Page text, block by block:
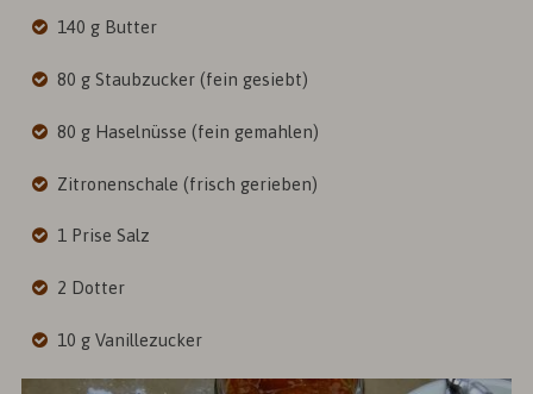
140 g Butter
80 g Staubzucker (fein gesiebt)
80 g Haselnüsse (fein gemahlen)
Zitronenschale (frisch gerieben)
1 Prise Salz
2 Dotter
10 g Vanillezucker